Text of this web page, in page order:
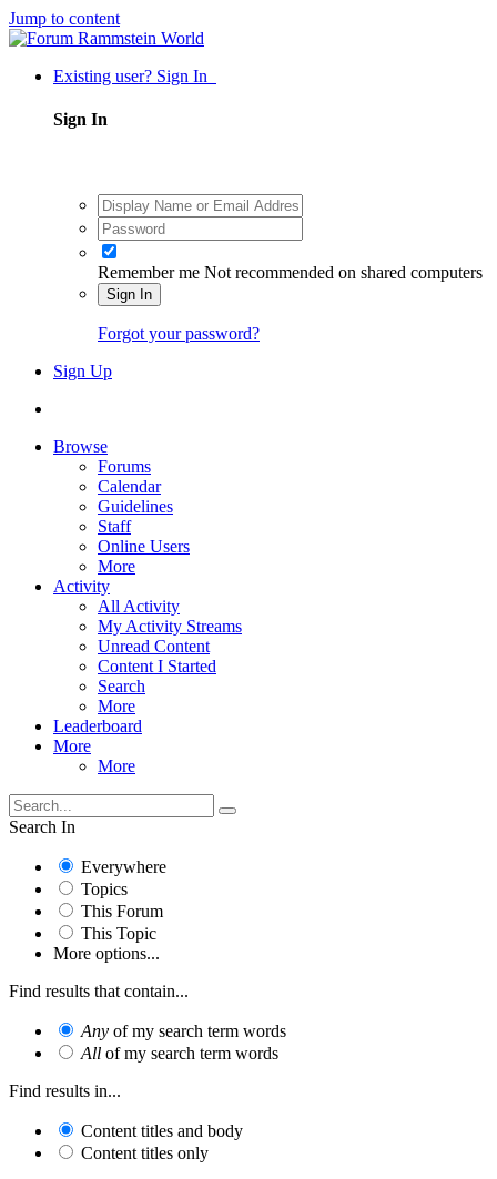
Jump to content
Existing user? Sign In
Sign In
Remember me Not recommended on shared computers
Sign In
Forgot your password?
Sign Up
Browse
Forums
Calendar
Guidelines
Staff
Online Users
More
Activity
All Activity
My Activity Streams
Unread Content
Content I Started
Search
More
Leaderboard
More
More
Search In
Everywhere
Topics
This Forum
This Topic
More options...
Find results that contain...
Any of my search term words
All of my search term words
Find results in...
Content titles and body
Content titles only